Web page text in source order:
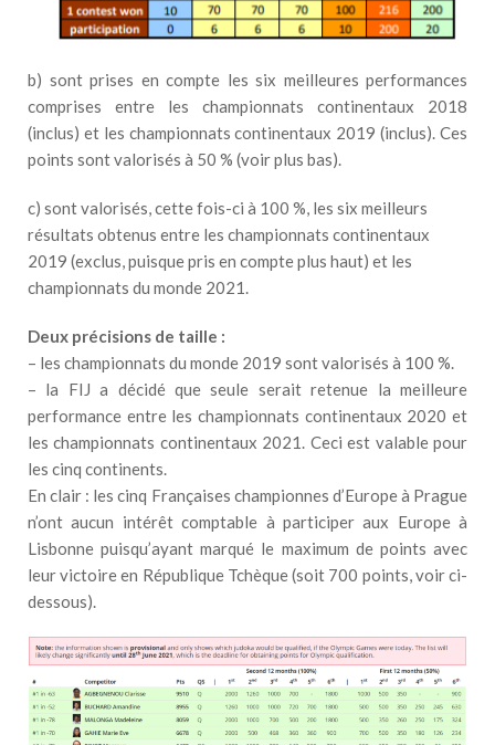
b) sont prises en compte les six meilleures performances
comprises entre les championnats continentaux 2018
(inclus) et les championnats continentaux 2019 (inclus). Ces
points sont valorisés à 50 % (voir plus bas).
c) sont valorisés, cette fois-ci à 100 %, les six meilleurs
résultats obtenus entre les championnats continentaux
2019 (exclus, puisque pris en compte plus haut) et les
championnats du monde 2021.
Deux précisions de taille :
– les championnats du monde 2019 sont valorisés à 100 %.
– la FIJ a décidé que seule serait retenue la meilleure
performance entre les championnats continentaux 2020 et
les championnats continentaux 2021. Ceci est valable pour
les cinq continents.
En clair : les cinq Françaises championnes d’Europe à Prague
n’ont aucun intérêt comptable à participer aux Europe à
Lisbonne puisqu’ayant marqué le maximum de points avec
leur victoire en République Tchèque (soit 700 points, voir ci-
dessous).